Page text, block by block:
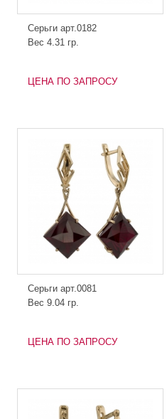
Серьги арт.0182
Вес 4.31 гр.
ЦЕНА ПО ЗАПРОСУ
Серьги арт.0081
Вес 9.04 гр.
ЦЕНА ПО ЗАПРОСУ